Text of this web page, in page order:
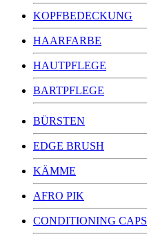
KOPFBEDECKUNG
HAARFARBE
HAUTPFLEGE
BARTPFLEGE
BÜRSTEN
EDGE BRUSH
KÄMME
AFRO PIK
CONDITIONING CAPS